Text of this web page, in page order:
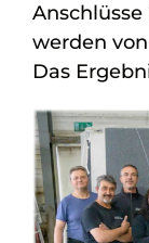
werden
Das